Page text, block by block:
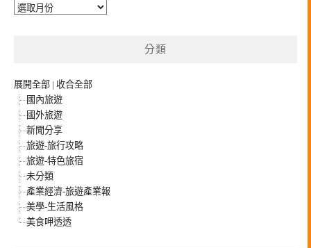
彙
分類
展開全部 | 收合全部
國內旅遊
國外旅遊
新聞分享
旅遊-旅行攻略
旅遊-特色旅宿
未分類
產業經濟-旅遊產業報
美學-生活風格
美食呷透透